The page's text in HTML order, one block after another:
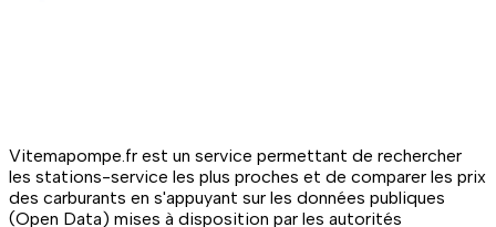
Vitemapompe.fr est un service permettant de rechercher
les stations-service les plus proches et de comparer les prix
des carburants en s'appuyant sur les données publiques
(Open Data) mises à disposition par les autorités